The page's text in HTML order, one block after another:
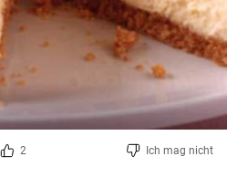
2 Ich mag nicht